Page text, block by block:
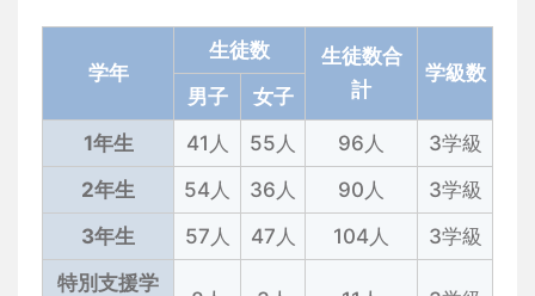
学年
生徒数
生徒数合
計
学級数
男子
女子
1年生
41人 55人 96人
3学級
2年生
54人 36人 90人
3学級
3年生
57人 47人 104人
3学級
特別支援学